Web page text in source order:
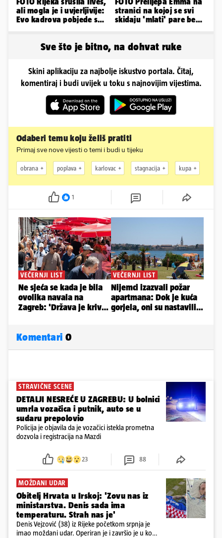
ali mogla je i uvjerljivije:
Evo kadrova pobjede s
stranici na kojoj se svi
skidaju 'mlati' pare bez
Sve što je bitno, na dohvat ruke
Skini aplikaciju za najbolje iskustvo portala. Čitaj,
komentiraj i budi uvijek u toku s najnovijim vijestima.
Odaberi temu koju želiš pratiti
Primaj sve nove vijesti o temi i budi u tijeku
obrana poplava karlovac stagnacija kupa
1
Komentari 0
STRAVIČNE SCENE
DETALJI NESREĆE U ZAGREBU: U bolnici
umrla vozačica i putnik, auto se u
sudaru prepolovio
Policija je objavila da je vozačici istekla prometna
dozvola i registracija na Mazdi
23 88
MOŽDANI UDAR
Obitelj Hrvata u Irskoj: 'Zovu nas iz
ministarstva. Denis sada ima
temperaturu. Strah nas je'
Denis Vejzović (38) iz Rijeke početkom srpnja je
imao moždani udar. Operiran je i završio je u komi.